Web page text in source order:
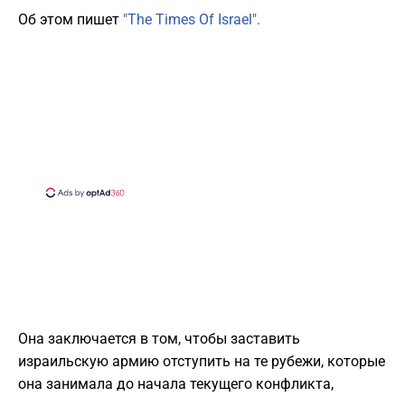
Об этом пишет "The Times Of Israel".
Она заключается в том, чтобы заставить
израильскую армию отступить на те рубежи, которые
она занимала до начала текущего конфликта,